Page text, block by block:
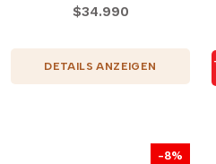
$34.990
DETAILS ANZEIGEN
-8%